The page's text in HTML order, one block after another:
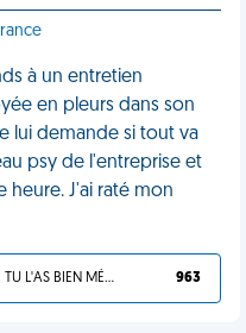
à un entretien
en pleurs dans son
lui demande si tout va
psy de l'entreprise et
heure. J'ai raté mon
TU L'AS BIEN MÉRITÉ 963